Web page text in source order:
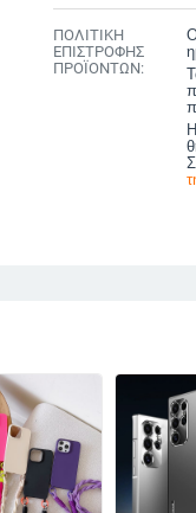
ΠΟΛΙΤΙΚΗ
ΕΠΙΣΤΡΟΦΗΣ
ΠΡΟΪΟΝΤΩΝ: